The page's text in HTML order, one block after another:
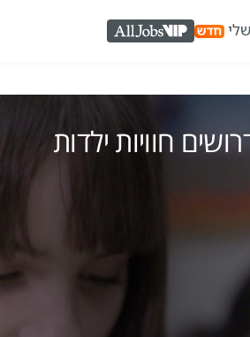
AllJobs VIP
חוויות ילדות